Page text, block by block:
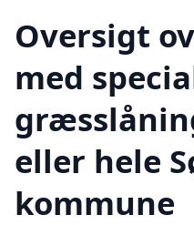
Oversigt
med
eller hele
kommune